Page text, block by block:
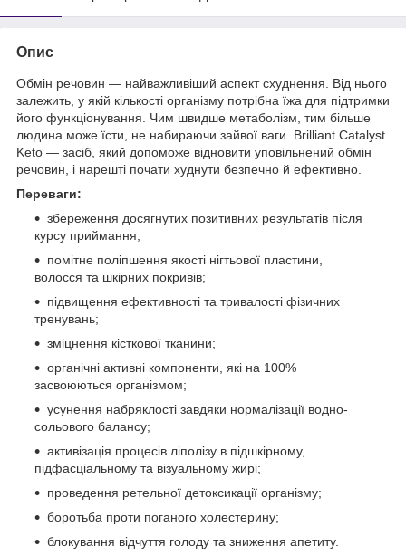
Опис
Обмін речовин — найважливіший аспект схуднення. Від нього
залежить, у якій кількості організму потрібна їжа для підтримки
його функціонування. Чим швидше метаболізм, тим більше
людина може їсти, не набираючи зайвої ваги. Brilliant Catalyst
Keto — засіб, який допоможе відновити уповільнений обмін
речовин, і нарешті почати худнути безпечно й ефективно.
Переваги:
збереження досягнутих позитивних результатів після
курсу приймання;
помітне поліпшення якості нігтьової пластини,
волосся та шкірних покривів;
підвищення ефективності та тривалості фізичних
тренувань;
зміцнення кісткової тканини;
органічні активні компоненти, які на 100%
засвоюються організмом;
усунення набряклості завдяки нормалізації водно-
сольового балансу;
активізація процесів ліполізу в підшкірному,
підфасціальному та візуальному жирі;
проведення ретельної детоксикації організму;
боротьба проти поганого холестерину;
блокування відчуття голоду та зниження апетиту.